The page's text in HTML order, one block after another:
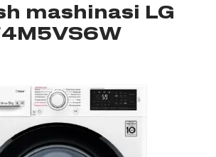
mashinasi LG